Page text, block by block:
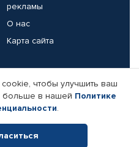
рекламы
О нас
Карта сайта
Реквизиты компании
чтобы улучшить ваш
больше в нашей Политике
.